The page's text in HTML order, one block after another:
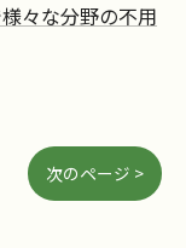
々な分野の不用
次のページ >